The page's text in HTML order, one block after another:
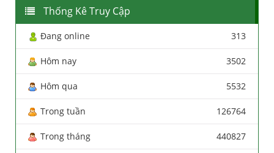
Thống Kê Truy Cập
Đang online 313
Hôm nay 3502
Hôm qua 5532
Trong tuần 126764
Trong tháng 440827